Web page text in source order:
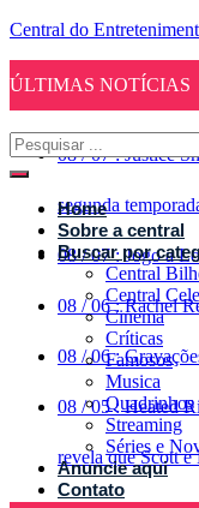
Central do
ÚLTIMAS NOTÍCIAS
08 / 07 : Justice
segunda
08 / 07 : Jogo a
08 / 06 : Rachel
08 / 06 :
08 / 05 : Heated
revela que Scott e
Home
Sobre a central
Buscar por
Central
Central
Cinema
Críticas
Famosos
Musica
Quadrinhos
Streaming
Séries e
Anuncie aqui
Contato